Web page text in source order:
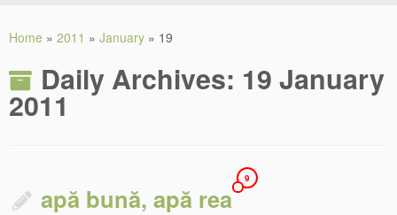
Home » 2011 » January » 19
Daily Archives: 19 January
2011
apă bună, apă rea
9